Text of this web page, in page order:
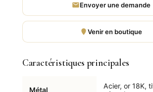
Envoyer une demande
Venir en boutique
Caractéristiques principales
Métal
Acier, or 18K,